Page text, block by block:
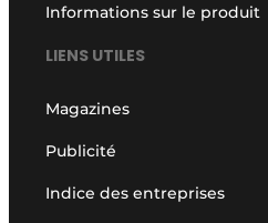
Informations sur le produit
LIENS UTILES
Magazines
Publicité
Indice des entreprises